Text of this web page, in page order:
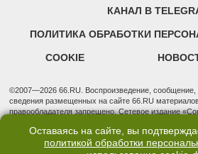
КАНАЛ В
ПОЛИТИКА ОБРАБОТКИ
COOKIE
©2007—2026 66.RU. Воспроизведение, сообщение,
сведения размещенных на сайте 66.RU
правообладателя запрещено. Сетевое издание
надзору в сфере связи, информационных
(Роскомнадзор). Регистрационный номер ЭЛ № ФС
Оставаясь на сайте, вы
политикой обработки